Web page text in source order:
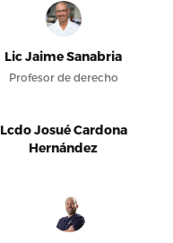
Lic Jaime Sanabria
Profesor de derecho
Lcdo Josué Cardona
Hernández